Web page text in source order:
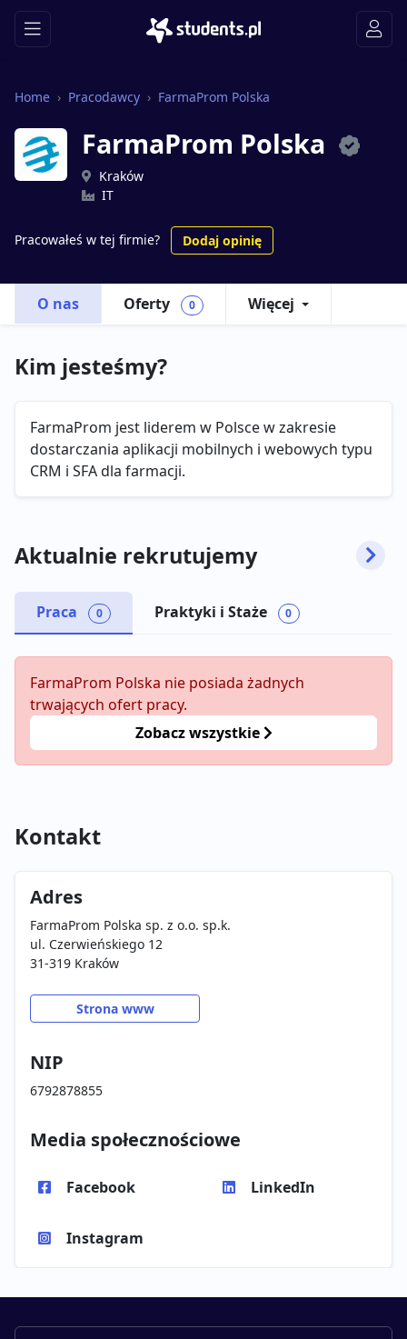
Home Pracodawcy FarmaProm Polska
FarmaProm Polska
Kraków
IT
Pracowałeś w tej firmie? Dodaj opinię
O nas Oferty 0 Więcej
Kim jesteśmy?
FarmaProm jest liderem w Polsce w zakresie
dostarczania aplikacji mobilnych i webowych typu
CRM i SFA dla farmacji.
Aktualnie rekrutujemy
Praca 0 Praktyki i Staże 0
FarmaProm Polska nie posiada żadnych
trwających ofert pracy.
Zobacz wszystkie
Kontakt
Adres
FarmaProm Polska sp. z o.o. sp.k.
ul. Czerwieńskiego 12
31-319 Kraków
Strona www
NIP
6792878855
Media społecznościowe
Facebook LinkedIn
Instagram